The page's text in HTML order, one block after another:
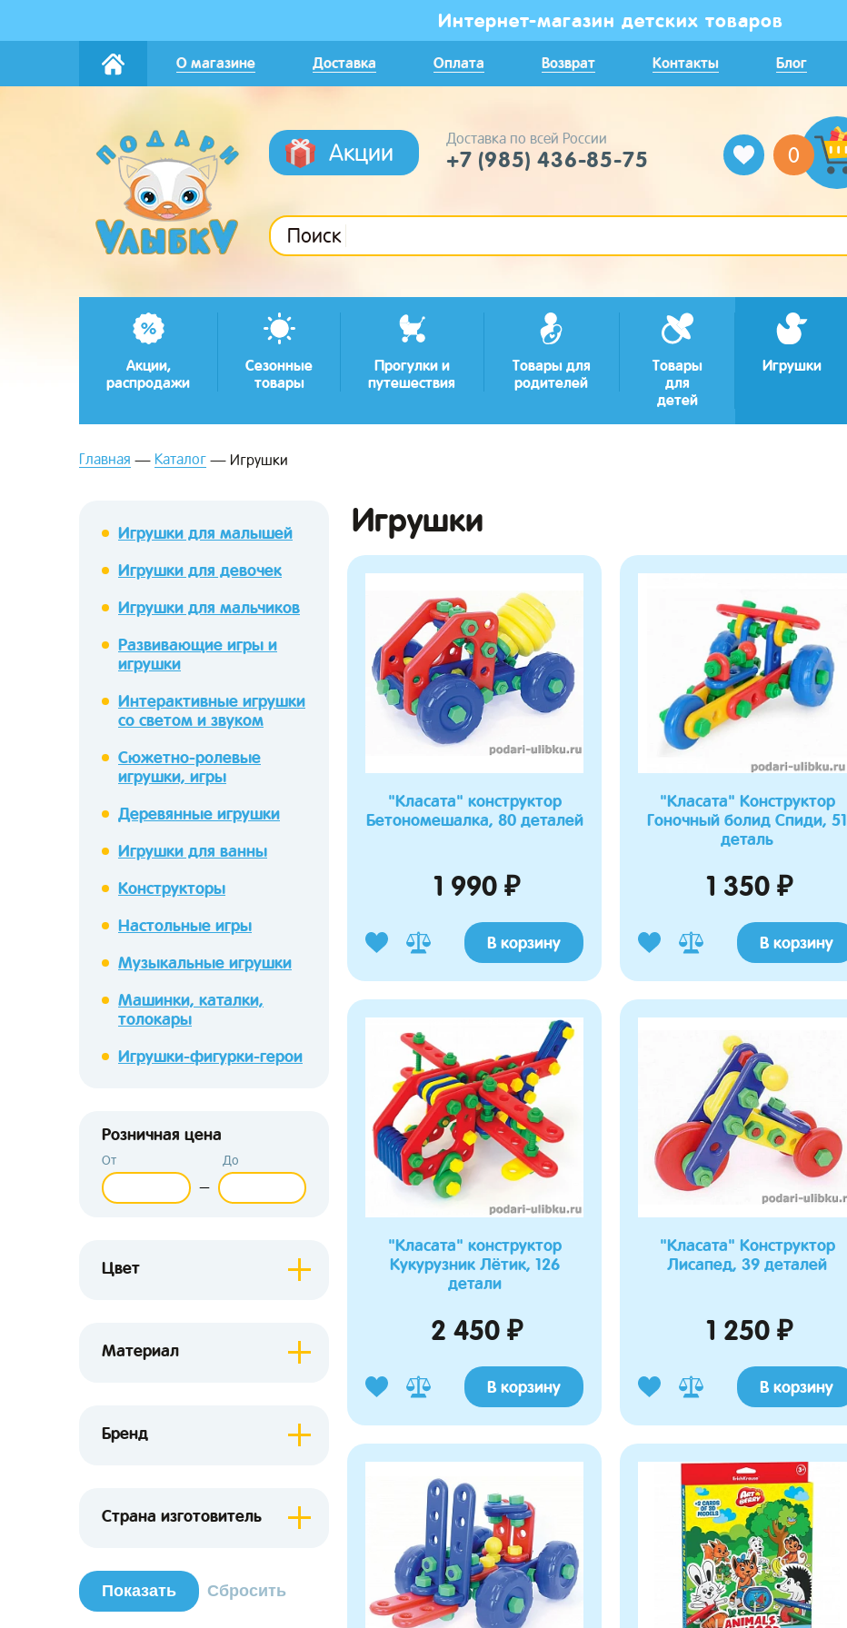
Интернет-магазин детских товаров
О магазине Доставка Оплата Возврат Контакты Блог
Акции
Доставка по всей России
+7 (985) 436-85-75 0
Поиск
Акции,
распродажи
Сезонные
товары
Прогулки и
путешествия
Товары для
родителей
Товары
для
детей
Игрушки
Главная Каталог Игрушки
Игрушки для малышей
Игрушки для девочек
Игрушки для мальчиков
Развивающие игры и
игрушки
Интерактивные игрушки
со светом и звуком
Сюжетно-ролевые
игрушки, игры
Деревянные игрушки
Игрушки для ванны
Конструкторы
Настольные игры
Музыкальные игрушки
Машинки, каталки,
толокары
Игрушки-фигурки-герои
Розничная цена
От
—
До
Цвет
Материал
Бренд
Страна изготовитель
Игрушки
"Класата" конструктор
Бетономешалка, 80 деталей
1 990 ₽
В корзину
"Класата" Конструктор
Гоночный болид Спиди, 51
деталь
1 350 ₽
В корзину
"Класата" конструктор
Кукурузник Лётик, 126
детали
2 450 ₽
В корзину
"Класата" Конструктор
Лисапед, 39 деталей
1 250 ₽
В корзину